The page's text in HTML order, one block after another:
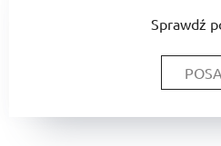
Sprawdź
POSA